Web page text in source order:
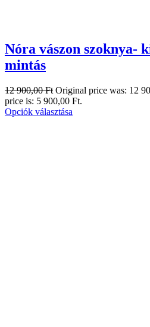
Nóra vászon szoknya-
mintás
12 900,00Ft Original price was: 12
price is: 5 900,00 Ft.
Opciók választása